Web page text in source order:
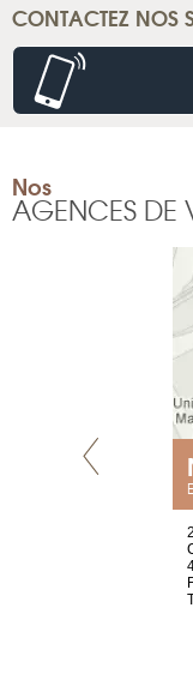
CONTACTEZ NOS
Nos
AGENCES DE